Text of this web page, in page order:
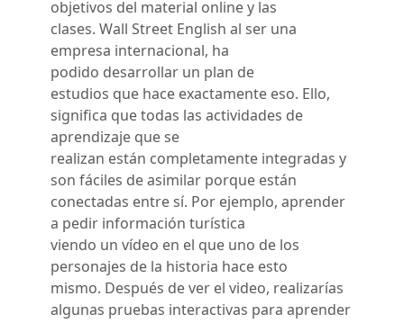
objetivos del material online y las
clases. Wall Street English al ser una
empresa internacional, ha
podido desarrollar un plan de
estudios que hace exactamente eso. Ello,
significa que todas las actividades de
aprendizaje que se
realizan están completamente integradas y
son fáciles de asimilar porque están
conectadas entre sí. Por ejemplo, aprender
a pedir información turística
viendo un vídeo en el que uno de los
personajes de la historia hace esto
mismo. Después de ver el video, realizarías
algunas pruebas interactivas para aprender